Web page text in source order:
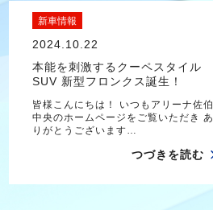
新車情報
2024.10.22
本能を刺激するクーペスタイル
SUV 新型フロンクス誕生！
皆様こんにちは！ いつもアリーナ佐伯
中央のホームページをご覧いただき あ
りがとうございます…
つづきを読む